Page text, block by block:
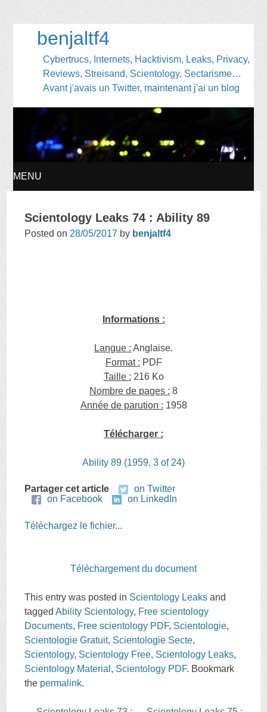
benjaltf4
Cybertrucs, Internets, Hacktivism, Leaks, Privacy,
Reviews, Streisand, Scientology, Sectarisme…
Avant j'avais un Twitter, maintenant j'ai un blog
MENU
TO
Scientology Leaks 74 : Ability 89
Posted on 28/05/2017 by benjaltf4
Informations :
Langue : Anglaise.
Format : PDF
Taille : 216 Ko
Nombre de pages : 8
Année de parution : 1958
Télécharger :
Ability 89 (1959, 3 of 24)
Partager cet article
on Twitter
on Facebook
on LinkedIn
Téléchargez le fichier...
Téléchargement du document
This entry was posted in Scientology Leaks and
taggedAbility Scientology, Free scientology
Documents, Free scientology PDF, Scientologie,
Scientologie Gratuit, Scientologie Secte,
Scientology, Scientology Free, Scientology Leaks,
Scientology Material , Scientology PDF. Bookmark
the permalink.